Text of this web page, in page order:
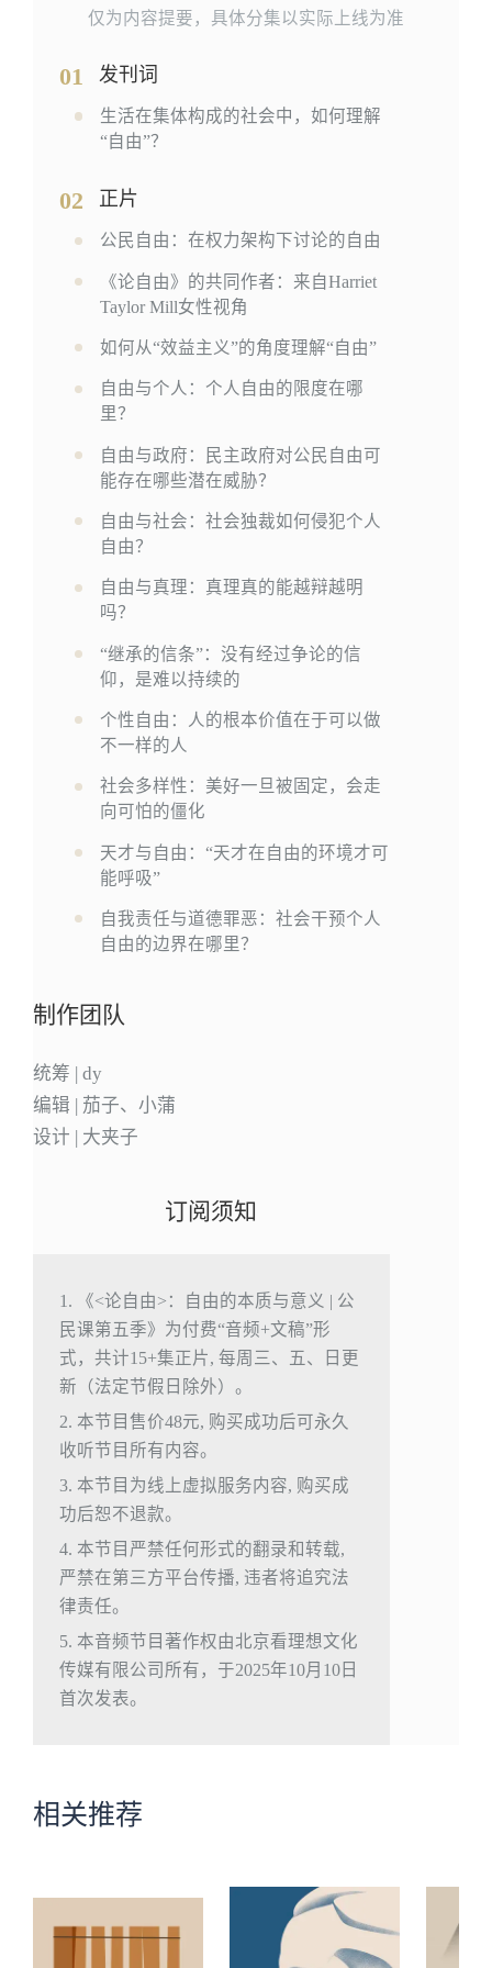
仅为内容提要，具体分集以实际上线为准
01 发刊词
生活在集体构成的社会中，如何理解
“自由”？
02 正片
公民自由：在权力架构下讨论的自由
《论自由》的共同作者：来自Harriet
Taylor Mill女性视角
如何从“效益主义”的角度理解“自由”
自由与个人：个人自由的限度在哪
里？
自由与政府：民主政府对公民自由可
能存在哪些潜在威胁？
自由与社会：社会独裁如何侵犯个人
自由？
自由与真理：真理真的能越辩越明
吗？
“继承的信条”：没有经过争论的信
仰，是难以持续的
个性自由：人的根本价值在于可以做
不一样的人
社会多样性：美好一旦被固定，会走
向可怕的僵化
天才与自由：“天才在自由的环境才可
能呼吸”
自我责任与道德罪恶：社会干预个人
自由的边界在哪里？
制作团队
统筹 | dy
编辑 | 茄子、小蒲
设计 | 大夹子
订阅须知
1. 《<论自由>：自由的本质与意义 | 公
民课第五季》为付费“音频+文稿”形
式，共计15+集正片, 每周三、五、日更
新（法定节假日除外）。
2. 本节目售价48元, 购买成功后可永久
收听节目所有内容。
3. 本节目为线上虚拟服务内容, 购买成
功后恕不退款。
4. 本节目严禁任何形式的翻录和转载,
严禁在第三方平台传播, 违者将追究法
律责任。
5. 本音频节目著作权由北京看理想文化
传媒有限公司所有，于2025年10月10日
首次发表。
相关推荐